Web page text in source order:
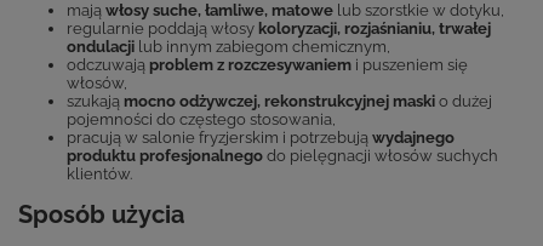
mają włosy suche, łamliwe, matowe lub szorstkie w dotyku,
regularnie poddają włosy koloryzacji, rozjaśnianiu, trwałej
ondulacji lub innym zabiegom chemicznym,
odczuwają problem z rozczesywaniem i puszeniem się
włosów,
szukają mocno odżywczej, rekonstrukcyjnej maski o dużej
pojemności do częstego stosowania,
pracują w salonie fryzjerskim i potrzebują wydajnego
produktu profesjonalnego do pielęgnacji włosów suchych
klientów.
Sposób użycia